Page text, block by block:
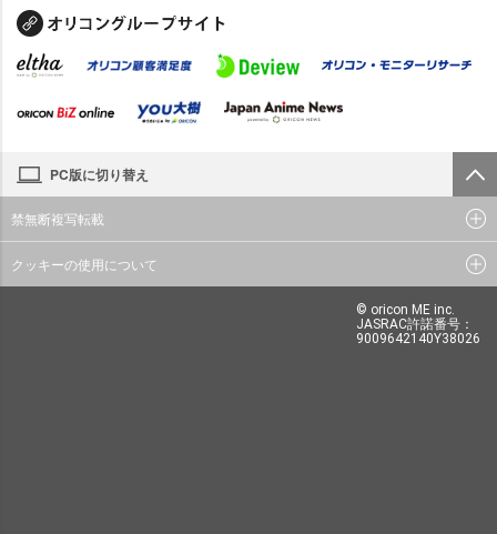
PC版に切り替え
禁無断複写転載
クッキーの使用について
© oricon ME inc.
JASRAC許諾番号：
9009642140Y38026